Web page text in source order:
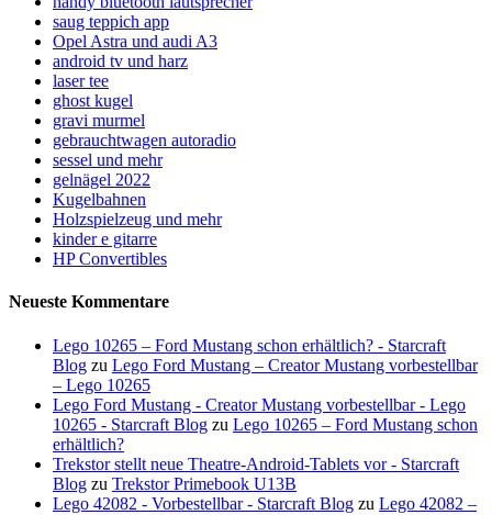
saug teppich app
Opel Astra und audi A3
android tv und harz
laser tee
ghost kugel
gravi murmel
gebrauchtwagen autoradio
sessel und mehr
gelnägel 2022
Kugelbahnen
Holzspielzeug und mehr
kinder e gitarre
HP Convertibles
Neueste Kommentare
Lego 10265 – Ford Mustang schon erhältlich? - Starcraft
Blog zu Lego Ford Mustang – Creator Mustang vorbestellbar
– Lego 10265
Lego Ford Mustang - Creator Mustang vorbestellbar - Lego
10265 - Starcraft Blog zu Lego 10265 – Ford Mustang schon
erhältlich?
Trekstor stellt neue Theatre-Android-Tablets vor - Starcraft
Blog zu Trekstor Primebook U13B
Lego 42082 - Vorbestellbar - Starcraft Blog zu Lego 42082 –